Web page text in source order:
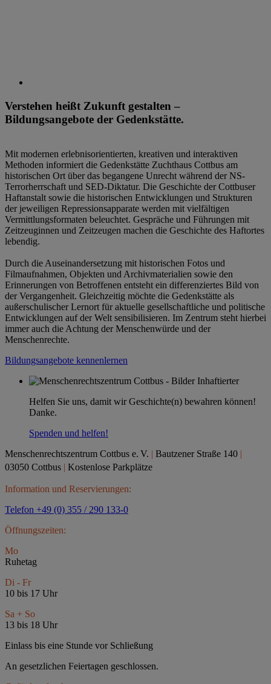
Verstehen heißt Zukunft gestalten –
Bildungsangebote der Gedenkstätte.
Mit modernen erlebnisorientierten, kreativen und interaktiven
Methoden informiert die Gedenkstätte Zuchthaus Cottbus am
historischen Ort über das begangene Unrecht während der NS-
Terrorherrschaft und SED-Diktatur. Die Geschichte der Cottbuser
Haftanstalt sowie die historischen Entwicklungen und Strukturen
der jeweiligen Repressionsapparate werden mit vielfältigen
Vermittlungsformaten beleuchtet. Gespräche und Führungen mit
Zeitzeuginnen und Zeitzeugen machen die Geschichte des Haftortes
lebendig.
Durch die Auseinandersetzung mit historischen Fotos und
Filmaufnahmen, Objekten und Archivmaterialien sowie den
Erinnerungen von Betroffenen entsteht ein differenziertes Bild von
der Vergangenheit. Gleichzeitig möchte die Gedenkstätte als
außerschulischer Lernort für aktuelle gesellschaftliche und politische
Entwicklungen auf der Welt sensibilisieren. Im Zentrum steht hierbei
immer auch die Achtung der Menschenwürde und der
Menschenrechte.
Bildungsangebote kennenlernen
Helfen Sie uns, damit wir Geschichte(n) bewahren können!
Danke.
Spenden und helfen!
Menschenrechtszentrum Cottbus e. V. | Bautzener Straße 140 |
03050 Cottbus | Kostenlose Parkplätze
Information und Reservierungen:
Telefon +49 (0) 355 / 290 133-0
Öffnungszeiten:
Mo
Ruhetag
Di - Fr
10 bis 17 Uhr
Sa + So
13 bis 18 Uhr
Einlass bis eine Stunde vor Schließung
An gesetzlichen Feiertagen geschlossen.